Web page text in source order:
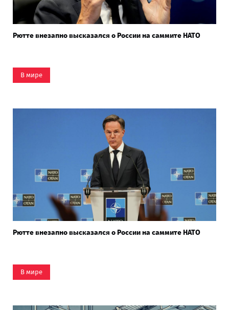
Рютте внезапно высказался о России на саммите НАТО
В мире
Рютте внезапно высказался о России на саммите НАТО
В мире